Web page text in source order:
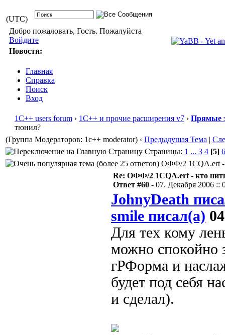
(UTC)
Добро пожаловать, Гость. Пожалуйста
Войдите
Новости:
Главная
Справка
Поиск
Вход
1С++ users forum › 1С++ и прочие расширения v7 › Прямые
тюнил?
(Группа Модераторов: 1c++ moderator) ‹ Предыдущая Тема |
Страницы: 1 ... 3 4 [5] 6
ОФФ/2 1CQA.ert -
Re: ОФФ/2 1CQA.ert - кто
Ответ #60 - 07. Декабря 2006 ::
JohnyDeath
smile писал(а)
Для тех кому
можно спокойно
гРФорма и
будет под себя
и сделал).